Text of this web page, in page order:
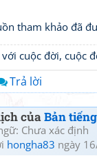
tham khảo đã
với cuộc đời, cuộc
Trả lời
củaBản
Chưa xác định
hongha83 ngày